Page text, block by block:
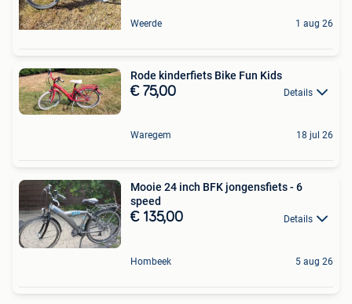
Weerde 1 aug 26
Rode kinderfiets Bike Fun Kids
€ 75,00 Details
Waregem 18 jul 26
Mooie 24 inch BFK jongensfiets - 6
speed
€ 135,00 Details
Hombeek 5 aug 26